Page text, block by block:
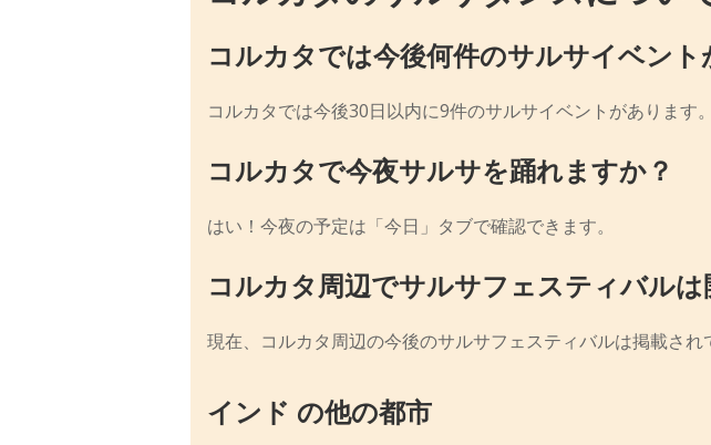
コルカタでは今後何件のサルサイベント
コルカタでは今後30日以内に9件のサルサイベントがあります。
コルカタで今夜サルサを踊れますか？
はい！今夜の予定は「今日」タブで確認できます。
コルカタ周辺でサルサフェスティバル
現在、コルカタ周辺の今後のサルサフェスティバルは掲載され
インド の他の都市